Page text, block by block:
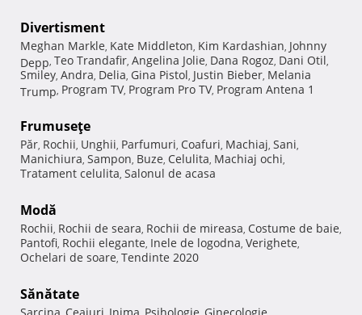
Divertisment
Meghan Markle, Kate Middleton, Kim Kardashian, Johnny
Depp, Teo Trandafir, Angelina Jolie, Dana Rogoz, Dani Otil,
Smiley, Andra, Delia, Gina Pistol, Justin Bieber, Melania
Trump, Program TV, Program Pro TV, Program Antena 1
Frumuseţe
Păr, Rochii, Unghii, Parfumuri, Coafuri, Machiaj, Sani,
Manichiura, Sampon, Buze, Celulita, Machiaj ochi,
Tratament celulita, Salonul de acasa
Modă
Rochii, Rochii de seara, Rochii de mireasa, Costume de baie,
Pantofi, Rochii elegante, Inele de logodna, Verighete,
Ochelari de soare, Tendinte 2020
Sănătate